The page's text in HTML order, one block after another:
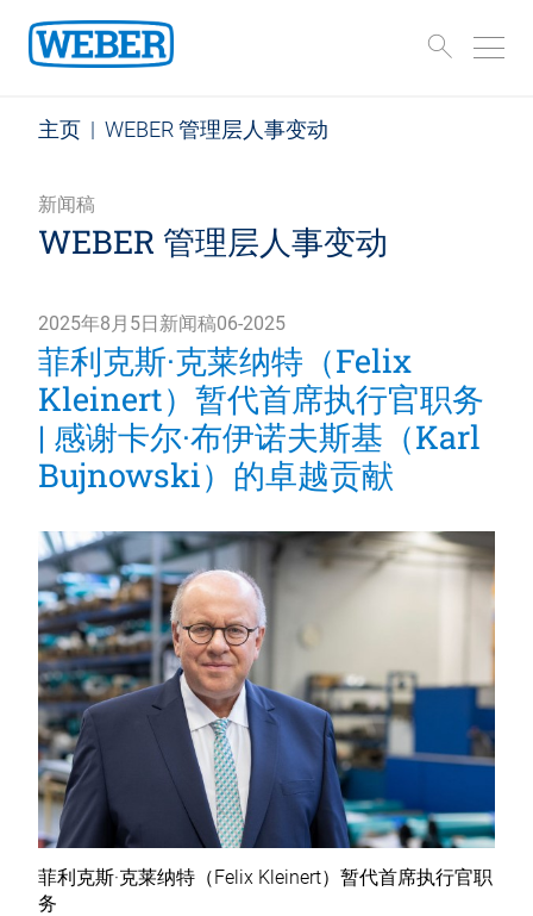
主页 | WEBER 管理层人事变动
新闻稿
WEBER 管理层人事变动
2025年8月5日新闻稿06-2025
菲利克斯·克莱纳特（Felix
Kleinert）暂代首席执行官职务
| 感谢卡尔·布伊诺夫斯基（Karl
Bujnowski）的卓越贡献
菲利克斯·克莱纳特（Felix Kleinert）暂代首席执行官职
务